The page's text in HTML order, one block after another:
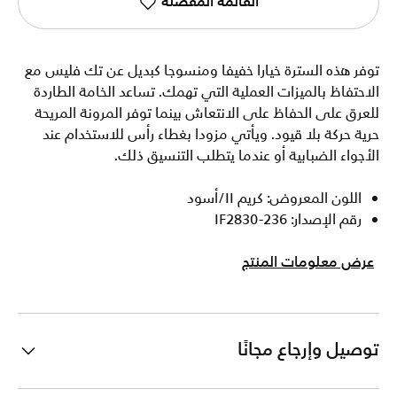
توفر هذه السترة خيارا خفيفا ومنسوجا كبديل عن تك فليس مع
الاحتفاظ بالميزات العملية التي تهمك. تساعد الخامة الطاردة
للعرق على الحفاظ على الانتعاش بينما توفر المرونة المريحة
حرية حركة بلا قيود. ويأتي مزودا بغطاء رأس للاستخدام عند
الأجواء الضبابية أو عندما يتطلب التنسيق ذلك.
اللون المعروض: كريم II/أسود
رقم الإصدار: IF2830-236
عرض معلومات المنتج
توصيل وإرجاع مجانًا